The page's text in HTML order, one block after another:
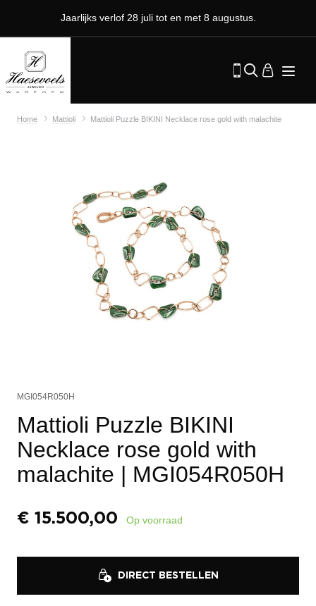
Jaarlijks verlof 28 juli tot en met 8 augustus.
Home Mattioli Mattioli Puzzle BIKINI Necklace rose gold with malachite
MGI054R050H
Mattioli Puzzle BIKINI
Necklace rose gold with
malachite | MGI054R050H
€ 15.500,00 Op voorraad
DIRECT BESTELLEN